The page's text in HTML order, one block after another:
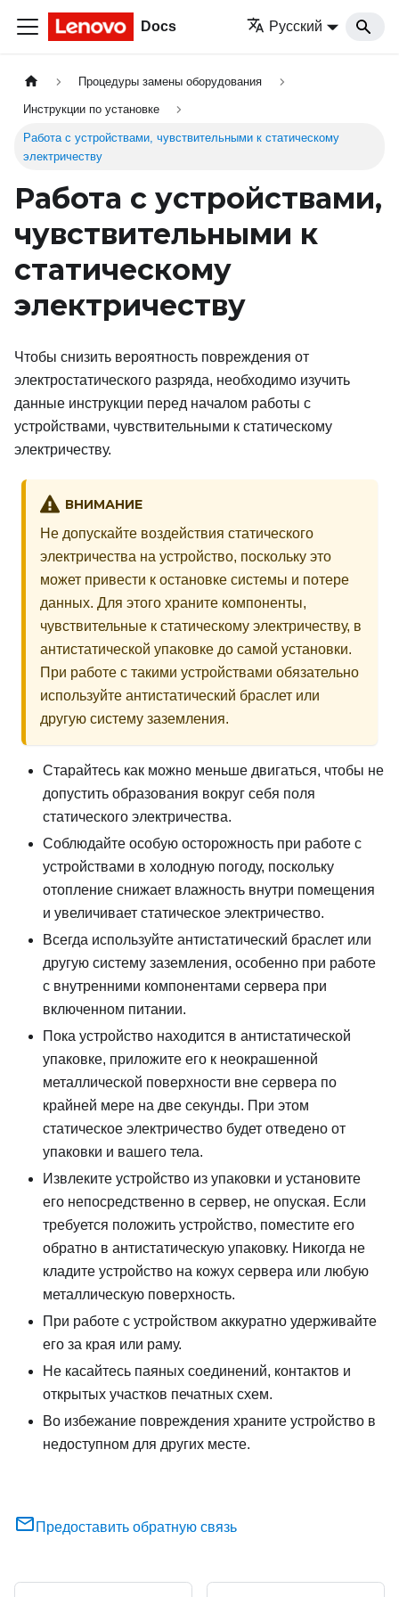
Docs Русский
Процедуры замены оборудования
Инструкции по установке
Работа с устройствами, чувствительными к статическому
электричеству
Работа с устройствами,
чувствительными к
статическому
электричеству
Чтобы снизить вероятность повреждения от
электростатического разряда, необходимо изучить
данные инструкции перед началом работы с
устройствами, чувствительными к статическому
электричеству.
ВНИМАНИЕ
Не допускайте воздействия статического
электричества на устройство, поскольку это
может привести к остановке системы и потере
данных. Для этого храните компоненты,
чувствительные к статическому электричеству, в
антистатической упаковке до самой установки.
При работе с такими устройствами обязательно
используйте антистатический браслет или
другую систему заземления.
Старайтесь как можно меньше двигаться, чтобы не
допустить образования вокруг себя поля
статического электричества.
Соблюдайте особую осторожность при работе с
устройствами в холодную погоду, поскольку
отопление снижает влажность внутри помещения
и увеличивает статическое электричество.
Всегда используйте антистатический браслет или
другую систему заземления, особенно при работе
с внутренними компонентами сервера при
включенном питании.
Пока устройство находится в антистатической
упаковке, приложите его к неокрашенной
металлической поверхности вне сервера по
крайней мере на две секунды. При этом
статическое электричество будет отведено от
упаковки и вашего тела.
Извлеките устройство из упаковки и установите
его непосредственно в сервер, не опуская. Если
требуется положить устройство, поместите его
обратно в антистатическую упаковку. Никогда не
кладите устройство на кожух сервера или любую
металлическую поверхность.
При работе с устройством аккуратно удерживайте
его за края или раму.
Не касайтесь паяных соединений, контактов и
открытых участков печатных схем.
Во избежание повреждения храните устройство в
недоступном для других месте.
Предоставить обратную связь